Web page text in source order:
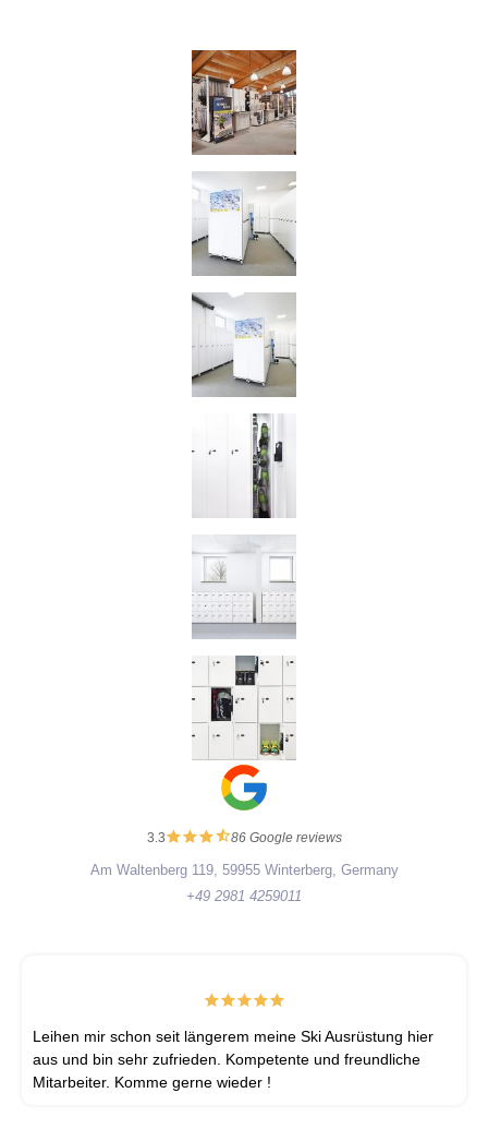
3.3 86 Google reviews
Am Waltenberg 119, 59955 Winterberg, Germany
+49 2981 4259011
Leihen mir schon seit längerem meine Ski Ausrüstung hier
aus und bin sehr zufrieden. Kompetente und freundliche
Mitarbeiter. Komme gerne wieder !